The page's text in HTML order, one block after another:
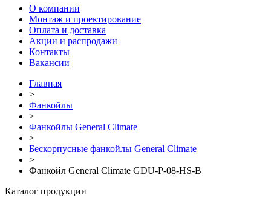
О компании
Монтаж и проектирование
Оплата и доставка
Акции и распродажи
Контакты
Вакансии
Главная
>
Фанкойлы
>
Фанкойлы General Climate
>
Бескорпусные фанкойлы General Climate
>
Фанкойл General Climate GDU-P-08-HS-B
Каталог продукции